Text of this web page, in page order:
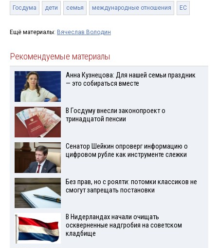
Госдума дети семья международные отношения ЕС
Ещё материалы: Вячеслав Володин
Рекомендуемые материалы
Анна Кузнецова: Для нашей семьи праздник
— это собираться вместе
В Госдуму внесли законопроект о
тринадцатой пенсии
Сенатор Шейкин опроверг информацию о
цифровом рубле как инструменте слежки
Без прав, но с роялти: потомки классиков не
смогут запрещать постановки
В Нидерландах начали очищать
оскверненные надгробия на советском
кладбище